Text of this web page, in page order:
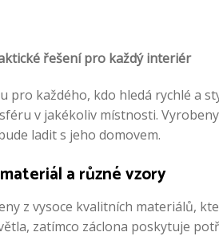
řešení pro každý interiér
pro každého, kdo hledá rychlé a
v jakékoliv místnosti.
ladit s jeho domovem.
a různé vzory
z vysoce kvalitních materiálů,
zatímco záclona poskytuje